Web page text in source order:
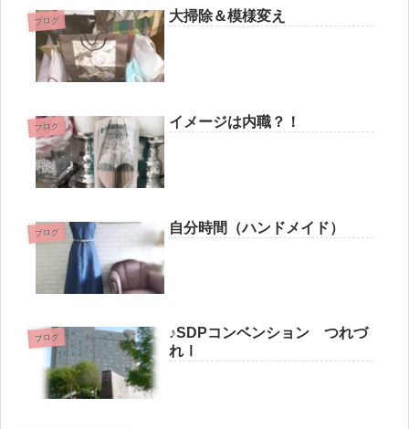
ブログ 大掃除＆模様変え
ブログ イメージは内職？！
ブログ 自分時間（ハンドメイド）
ブログ
♪SDPコンベンション つれづ
れⅠ